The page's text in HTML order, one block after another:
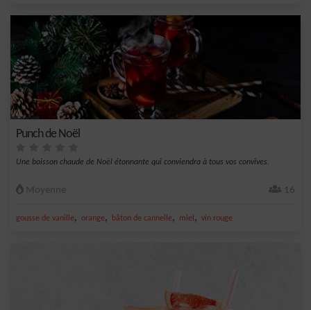
Punch de Noël
Une boisson chaude de Noël étonnante qui conviendra à tous vos convives.
Moyenne 16
gousse de vanille, orange, bâton de cannelle, miel , vin rouge